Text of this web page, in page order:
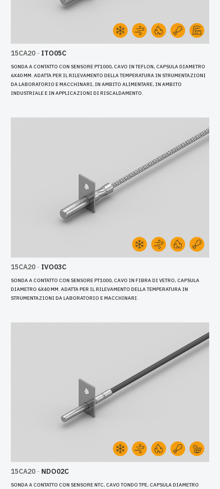
15CA20 - ITO05C
SONDA A CONTATTO CON SENSORE PT1000, CAVO IN TEFLON, CAPSULA DIAMETRO
6X40 MM. ADATTA PER IL RILEVAMENTO DELLA TEMPERATURA IN STRUMENTAZIONI
DA LABORATORIO E MACCHINARI, IN AMBITO ALIMENTARE, IN AMBITO
INDUSTRIALE E IN APPLICAZIONI DI RISCALDAMENTO.
15CA20 - IVO03C
SONDA A CONTATTO CON SENSORE PT1000, CAVO IN FIBRA DI VETRO, CAPSULA
DIAMETRO 6X40 MM. ADATTA PER IL RILEVAMENTO DELLA TEMPERATURA IN
STRUMENTAZIONI DA LABORATORIO E MACCHINARI.
15CA20 - NDO02C
SONDA A CONTATTO CON SENSORE NTC, CAVO TONDO TPE, CAPSULA DIAMETRO